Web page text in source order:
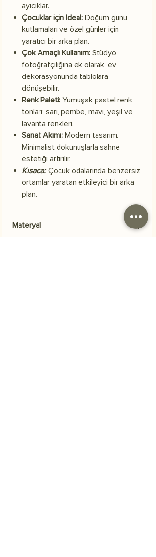
ayıcıklar.
Çocuklar için Ideal: Doğum günü
kutlamaları ve özel günler için
yaratıcı bir arka plan.
Çok Amaçlı Kullanım: Stüdyo
fotoğrafçılığına ek olarak, ev
dekorasyonunda tablolara
dönüşebilir.
Renk Paleti: Yumuşak pastel renk
tonları; sarı, pembe, mavi, yeşil ve
lavanta renkleri.
Sanat Akımı: Modern tasarım.
Minimalist dokunuşlarla sahne
estetiği artırılır.
Kısaca: Çocuk odalarında benzersiz
ortamlar yaratan etkileyici bir arka
plan.
Materyal